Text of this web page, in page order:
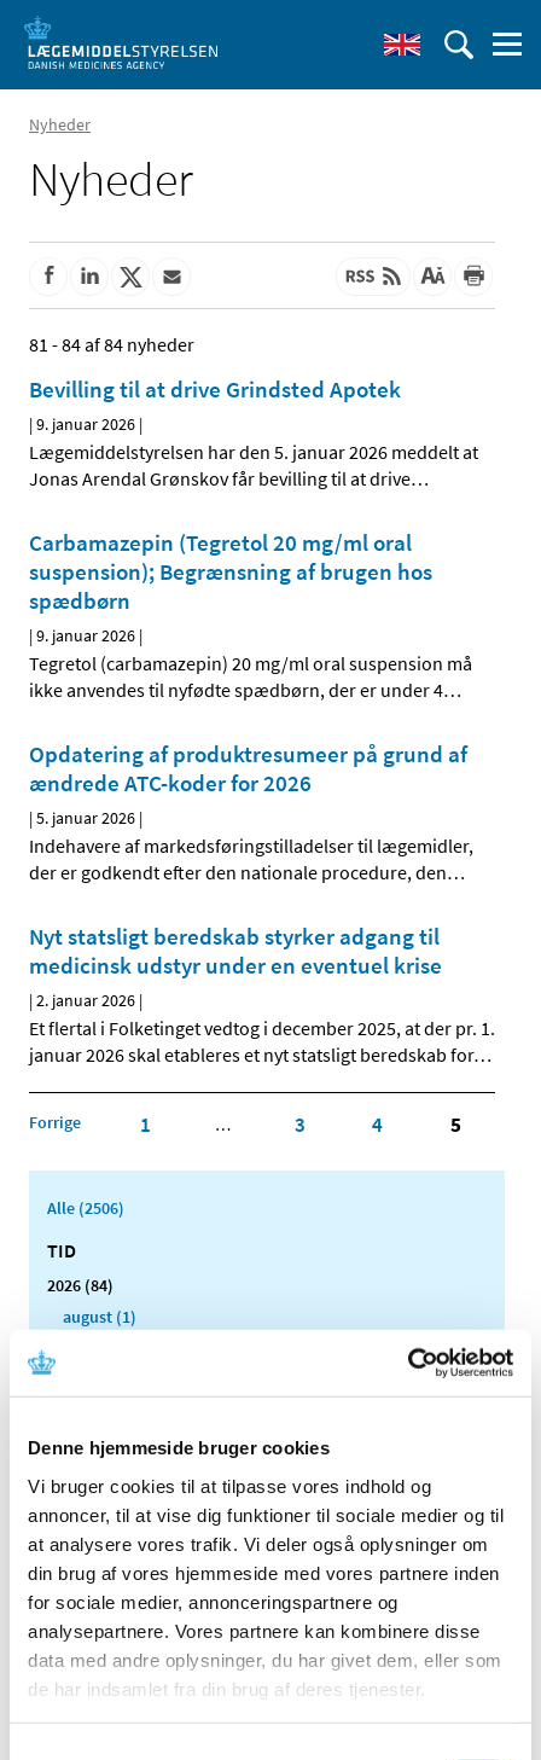
Denne hjemmeside bruger cookies
Vi bruger cookies til at tilpasse vores indhold og
annoncer, til at vise dig funktioner til sociale medier og til
at analysere vores trafik. Vi deler også oplysninger om
din brug af vores hjemmeside med vores partnere inden
for sociale medier, annonceringspartnere og
analysepartnere. Vores partnere kan kombinere disse
data med andre oplysninger, du har givet dem, eller som
de har indsamlet fra din brug af deres tjenester.
Nyheder
Nyheder
81 - 84 af 84 nyheder
Bevilling til at drive Grindsted Apotek
|9. januar 2026 |
Lægemiddelstyrelsen har den 5. januar 2026 meddelt at
Jonas Arendal Grønskov får bevilling til at drive…
Carbamazepin (Tegretol 20 mg/ml oral
suspension); Begrænsning af brugen hos
spædbørn
|9. januar 2026 |
Tegretol (carbamazepin) 20 mg/ml oral suspension må
ikke anvendes til nyfødte spædbørn, der er under 4…
Opdatering af produktresumeer på grund af
ændrede ATC-koder for 2026
|5. januar 2026 |
Indehavere af markedsføringstilladelser til lægemidler,
der er godkendt efter den nationale procedure, den…
Nyt statsligt beredskab styrker adgang til
medicinsk udstyr under en eventuel krise
|2. januar 2026 |
Et flertal i Folketinget vedtog i december 2025, at der pr. 1.
januar 2026 skal etableres et nyt statsligt beredskab for…
Forrige 1 … 3 4 5
Alle (2506)
TID
2026 (84)
august (1)
april (6)
februar (11)
januar (16)
2025 (158)
2024 (224)
2023 (195)
2022 (197)